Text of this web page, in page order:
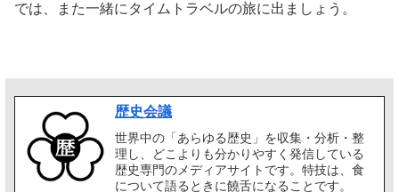
では、また一緒にタイムトラベルの旅に出ましょう。
歴史会議
世界中の「あらゆる歴史」を収集・分析・整
理し、どこよりも分かりやすく発信している
歴史専門のメディアサイトです。特技は、食
について語るときに饒舌になることです。